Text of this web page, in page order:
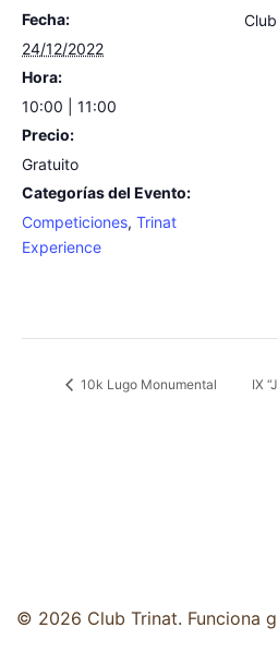
Fecha:
24/12/2022
Hora:
10:00 | 11:00
Precio:
Gratuito
Categorías del Evento:
Competiciones, Trinat
Experience
10k Lugo Monumental IX
© 2026 Club Trinat. Funciona